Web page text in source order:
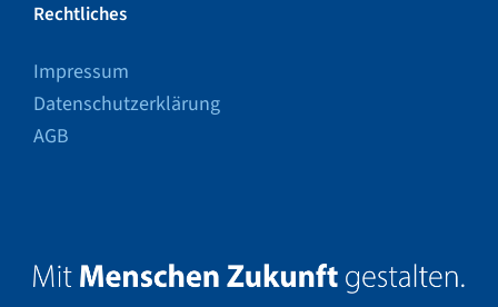
Rechtliches
Impressum
Datenschutzerklärung
AGB